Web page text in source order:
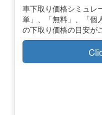
車下取り価格シミュレ
単」、「無料」、「個
の下取り価格の目安